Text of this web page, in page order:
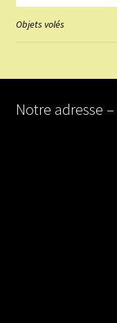
Objets volés
Notre adresse